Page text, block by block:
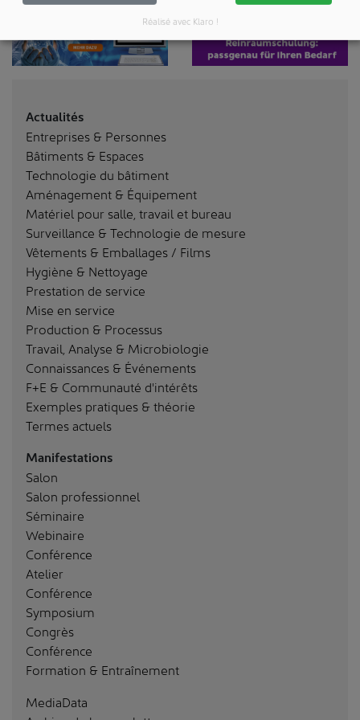
Actualités
Entreprises & Personnes
Bâtiments & Espaces
Technologie du bâtiment
Aménagement & Équipement
Matériel pour salle, travail et bureau
Surveillance & Technologie de mesure
Vêtements & Emballages / Films
Hygiène & Nettoyage
Prestation de service
Mise en service
Production & Processus
Travail, Analyse & Microbiologie
Connaissances & Événements
F+E & Communauté d'intérêts
Exemples pratiques & théorie
Termes actuels
Manifestations
Salon
Salon professionnel
Séminaire
Webinaire
Conférence
Atelier
Conférence
Symposium
Congrès
Conférence
Formation & Entraînement
MediaData
Réalisé avec Klaro !